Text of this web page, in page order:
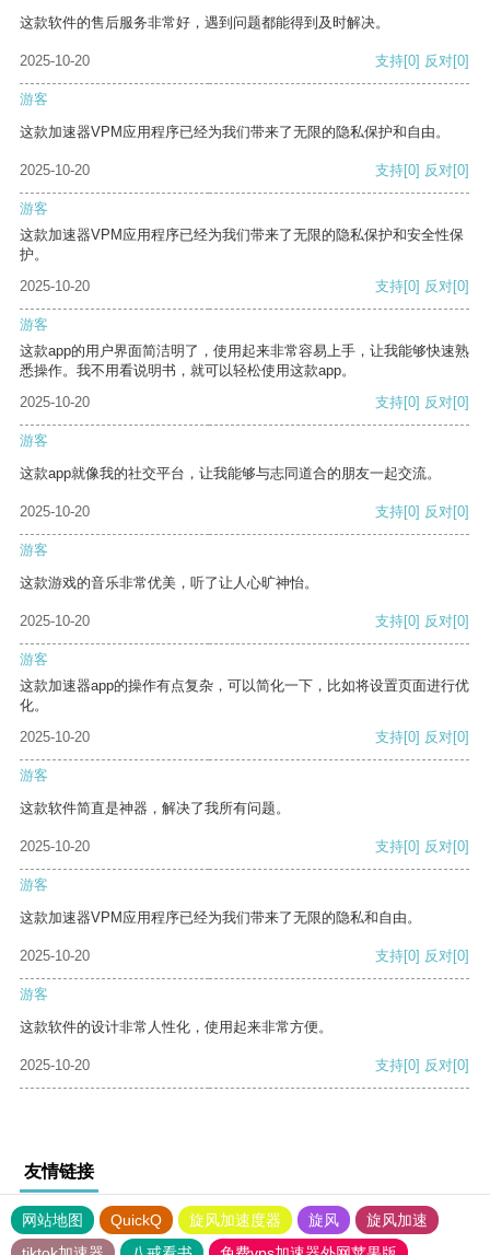
这款软件的售后服务非常好，遇到问题都能得到及时解决。
2025-10-20 支持[0] 反对[0]
游客
这款加速器VPM应用程序已经为我们带来了无限的隐私保护和自由。
2025-10-20 支持[0] 反对[0]
游客
这款加速器VPM应用程序已经为我们带来了无限的隐私保护和安全性保
护。
2025-10-20
支持[0] 反对[0]
游客
这款app的用户界面简洁明了，使用起来非常容易上手，让我能够快速熟
悉操作。我不用看说明书，就可以轻松使用这款app。
2025-10-20
支持[0] 反对[0]
游客
这款app就像我的社交平台，让我能够与志同道合的朋友一起交流。
2025-10-20 支持[0] 反对[0]
游客
这款游戏的音乐非常优美，听了让人心旷神怡。
2025-10-20 支持[0] 反对[0]
游客
这款加速器app的操作有点复杂，可以简化一下，比如将设置页面进行优
化。
2025-10-20
支持[0] 反对[0]
游客
这款软件简直是神器，解决了我所有问题。
2025-10-20 支持[0] 反对[0]
游客
这款加速器VPM应用程序已经为我们带来了无限的隐私和自由。
2025-10-20 支持[0] 反对[0]
游客
这款软件的设计非常人性化，使用起来非常方便。
2025-10-20 支持[0] 反对[0]
友情链接
网站地图 QuickQ 旋风加速度器 旋风
旋风加速